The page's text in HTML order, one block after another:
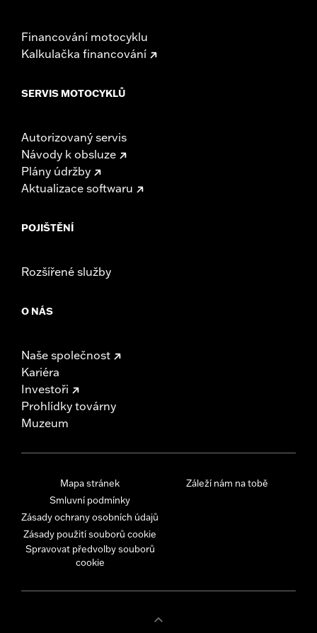
Financování motocyklu
Kalkulačka financování
SERVIS MOTOCYKLŮ
Autorizovaný servis
Návody k obsluze
Plány údržby
Aktualizace softwaru
POJIŠTĚNÍ
Rozšířené služby
O NÁS
Naše společnost
Kariéra
Investoři
Prohlídky továrny
Muzeum
Mapa stránek
Smluvní podmínky
Zásady ochrany osobních údajů
Zásady použití souborů cookie
Spravovat předvolby souborů
cookie
Záleží nám na tobě